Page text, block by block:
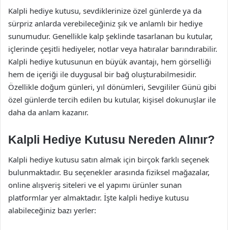
Kalpli hediye kutusu, sevdiklerinize özel günlerde ya da
sürpriz anlarda verebileceğiniz şık ve anlamlı bir hediye
sunumudur. Genellikle kalp şeklinde tasarlanan bu kutular,
içlerinde çeşitli hediyeler, notlar veya hatıralar barındırabilir.
Kalpli hediye kutusunun en büyük avantajı, hem görselliği
hem de içeriği ile duygusal bir bağ oluşturabilmesidir.
Özellikle doğum günleri, yıl dönümleri, Sevgililer Günü gibi
özel günlerde tercih edilen bu kutular, kişisel dokunuşlar ile
daha da anlam kazanır.
Kalpli Hediye Kutusu Nereden Alınır?
Kalpli hediye kutusu satın almak için birçok farklı seçenek
bulunmaktadır. Bu seçenekler arasında fiziksel mağazalar,
online alışveriş siteleri ve el yapımı ürünler sunan
platformlar yer almaktadır. İşte kalpli hediye kutusu
alabileceğiniz bazı yerler: